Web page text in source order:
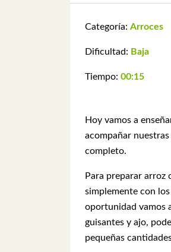
Categoría: Arroces
Dificultad: Baja
Tiempo: 00:15
Hoy vamos a
acompañar
completo.
Para preparar arroz
simplemente con
oportunidad vamos
guisantes y ajo,
pequeñas